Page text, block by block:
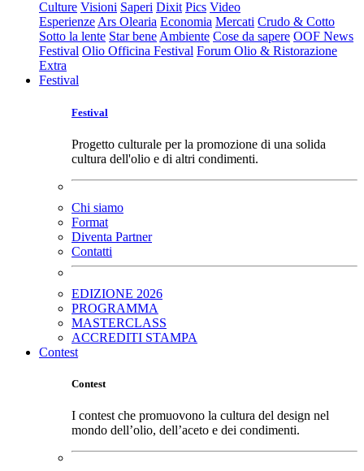
Culture Visioni Saperi Dixit Pics Video
Esperienze Ars Olearia Economia Mercati Crudo & Cotto
Sotto la lente Star bene Ambiente Cose da sapere OOF News
Festival Olio Officina Festival Forum Olio & Ristorazione
Extra
Festival
Festival
Progetto culturale per la promozione di una solida
cultura dell'olio e di altri condimenti.
Chi siamo
Format
Diventa Partner
Contatti
EDIZIONE 2026
PROGRAMMA
MASTERCLASS
ACCREDITI STAMPA
Contest
Contest
I contest che promuovono la cultura del design nel
mondo dell’olio, dell’aceto e dei condimenti.